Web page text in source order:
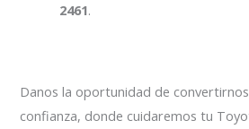
2461.
Danos la oportunidad de
confianza, donde cuidaremos tu